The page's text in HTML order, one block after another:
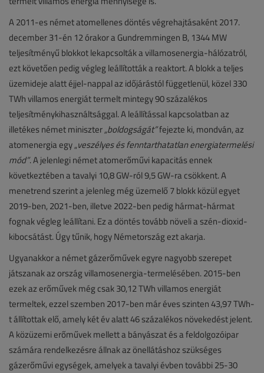
A 2011-es német atomellenes döntés végrehajtásaként 2017.
december 31-én 12 órakor a Gundremmingen B, 1344 MW
teljesítményű blokkot lekapcsolták a villamosenergia-hálózatról,
ezt követően pedig végleg leállították a reaktort. A blokk a teljes
üzemideje alatt éjjel-nappal az időjárástól függetlenül, közel 330
TWh villamos energiát termelt mintegy 90 százalékos
teljesítménykihasználtsággal. A leállítással kapcsolatban az
illetékes német miniszter„boldogságát”fejezte ki, mondván, az
atomenergia egy „veszélyes és fenntarthatatlan energiatermelési
mód”. A jelenlegi német atomerőművi kapacitás ennek
következtében a tavalyi 10,8 GW-ról 9,5 GW-ra csökkent. A
menetrend szerint a jelenleg még üzemelő 7 blokk közül egyet
2019-ben, 2021-ben, illetve 2022-ben pedig hármat-hármat
fognak végleg leállítani. Ez a döntés tovább növeli a szén-dioxid-
kibocsátást. Úgy tűnik, hogy Németország ezt akarja.
Ugyanakkor a német gázerőművek egyre nagyobb szerepet
játszanak az ország villamosenergia-termelésében. 2015-ben
ezek az erőművek még csak 30,12 TWh villamos energiát
termeltek, ezzel szemben 2017-ben már éves szinten 43,97 TWh-
t állítottak elő, amely két év alatt 46 százalékos növekedést jelent.
A közüzemi erőművek mellett a bányászat és a feldolgozóipar
számára rendelkezésre állnak az önellátáshoz szükséges
gázerőművi egységek, amelyek a tavalyi évben további 25-30